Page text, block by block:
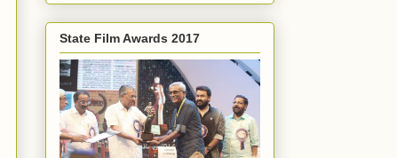
State Film Awards 2017